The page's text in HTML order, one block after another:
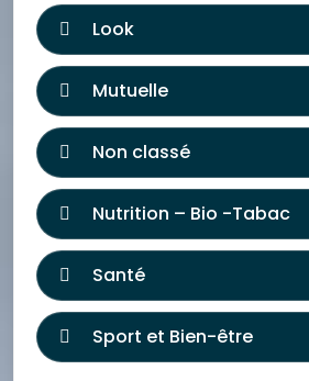
Look
Mutuelle
Non classé
Nutrition – Bio -Tabac
Santé
Sport et Bien-être